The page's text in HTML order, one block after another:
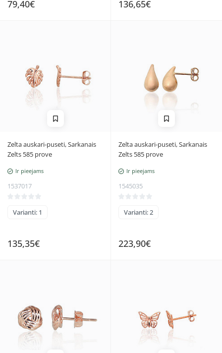
79,40€ 136,65€
Zelta auskari-puseti, Sarkanais
Zelts 585 prove
Ir pieejams
1537017
Varianti: 1
135,35€
Zelta auskari-puseti, Sarkanais
Zelts 585 prove
Ir pieejams
1545035
Varianti: 2
223,90€